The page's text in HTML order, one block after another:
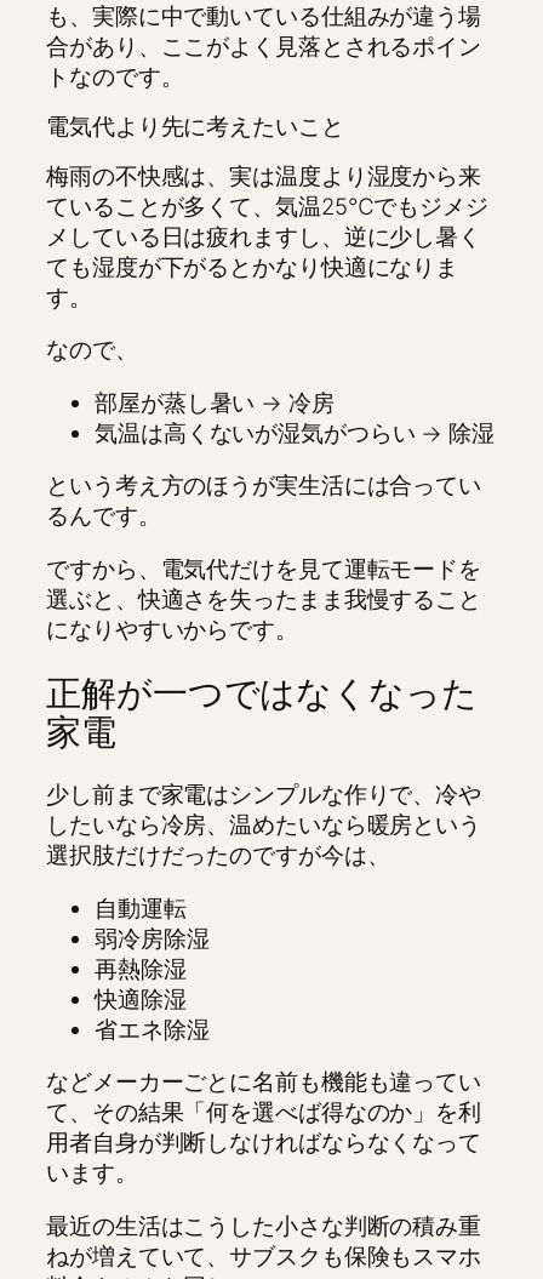
も、実際に中で動いている仕組みが違う場
合があり、ここがよく見落とされるポイン
トなのです。
電気代より先に考えたいこと
梅雨の不快感は、実は温度より湿度から来
ていることが多くて、気温25℃でもジメジ
メしている日は疲れますし、逆に少し暑く
ても湿度が下がるとかなり快適になりま
す。
なので、
部屋が蒸し暑い → 冷房
気温は高くないが湿気がつらい → 除湿
という考え方のほうが実生活には合ってい
るんです。
ですから、電気代だけを見て運転モードを
選ぶと、快適さを失ったまま我慢すること
になりやすいからです。
正解が一つではなくなった
家電
少し前まで家電はシンプルな作りで、冷や
したいなら冷房、温めたいなら暖房という
選択肢だけだったのですが今は、
自動運転
弱冷房除湿
再熱除湿
快適除湿
省エネ除湿
などメーカーごとに名前も機能も違ってい
て、その結果「何を選べば得なのか」を利
用者自身が判断しなければならなくなって
います。
最近の生活はこうした小さな判断の積み重
ねが増えていて、サブスクも保険もスマホ